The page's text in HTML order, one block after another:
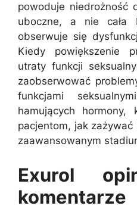
powoduje niedrożność
uboczne, a nie cała
obserwuje się
Kiedy powiększenie
utraty funkcji
zaobserwować
funkcjami
hamujących hormony,
pacjentom, jak
zaawansowanym
Exurol
komentarze